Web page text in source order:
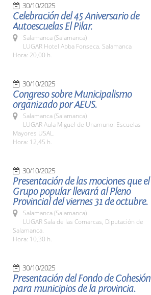
30/10/2025
Celebración del 45 Aniversario de
Autoescuelas El Pilar.
Salamanca (Salamanca)
LUGAR Hotel Abba Fonseca. Salamanca
Hora: 20,00 h.
30/10/2025
Congreso sobre Municipalismo
organizado por AEUS.
Salamanca (Salamanca)
LUGAR Aula Miguel de Unamuno. Escuelas
Mayores USAL.
Hora: 12,45 h.
30/10/2025
Presentación de las mociones que el
Grupo popular llevará al Pleno
Provincial del viernes 31 de octubre.
Salamanca (Salamanca)
LUGAR Sala de las Comarcas, Diputación de
Salamanca.
Hora: 10,30 h.
30/10/2025
Presentación del Fondo de Cohesión
para municipios de la provincia.